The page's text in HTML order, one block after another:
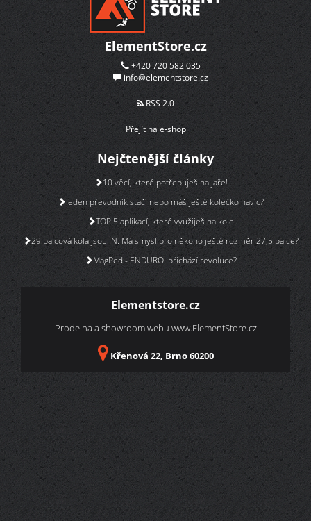
ElementStore.cz
+420 720 582 035
info@elementstore.cz
RSS 2.0
Přejít na e-shop
Nejčtenější články
10 věcí, které potřebuješ na jaře!
Jeden převodník stačí nebo máš ještě kolečko navíc?
TOP 5 aplikací, které využiješ na kole
29 palcová kola jsou IN. Má smysl pro někoho ještě rozměr 27,5 palce?
MagPed - ENDURO: přichází revoluce?
Elementstore.cz
Prodejna a showroom webu www.ElementStore.cz
Křenová 22, Brno 60200